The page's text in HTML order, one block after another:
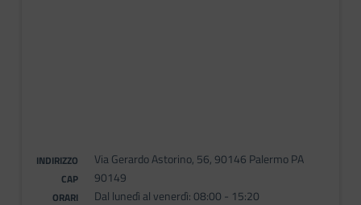
INDIRIZZO Via Gerardo Astorino, 56, 90146 Palermo PA
CAP 90149
ORARI Dal lunedì al venerdì: 08:00 - 15:20